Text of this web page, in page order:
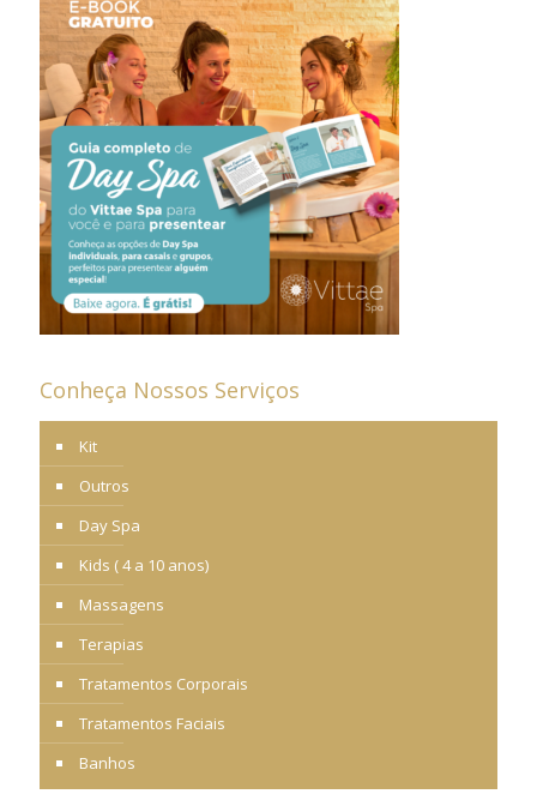
Conheça Nossos Serviços
Kit
Outros
Day Spa
Kids ( 4 a 10 anos)
Massagens
Terapias
Tratamentos Corporais
Tratamentos Faciais
Banhos